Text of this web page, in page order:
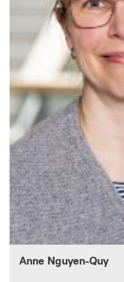
Anne Nguyen-Quy